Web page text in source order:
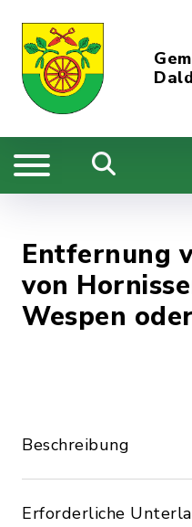
Entfernung
von
Wespen
Beschreibung
Erforderliche